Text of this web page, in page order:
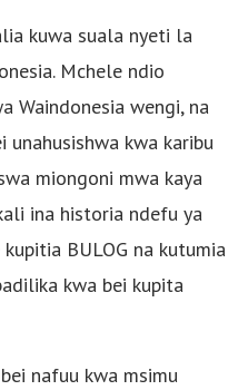
kuwa suala nyeti la
Mchele ndio
Waindonesia wengi, na
unahusishwa kwa karibu
miongoni mwa kaya
ina historia ndefu ya
BULOG na kutumia
kwa bei kupita
nafuu kwa msimu